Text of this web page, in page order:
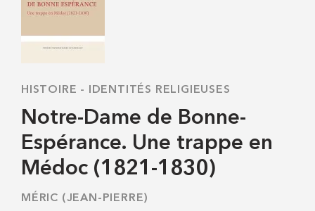
HISTOIRE - IDENTITÉS RELIGIEUSES
Notre-Dame de Bonne-
Espérance. Une trappe en
Médoc (1821-1830)
MÉRIC (JEAN-PIERRE)